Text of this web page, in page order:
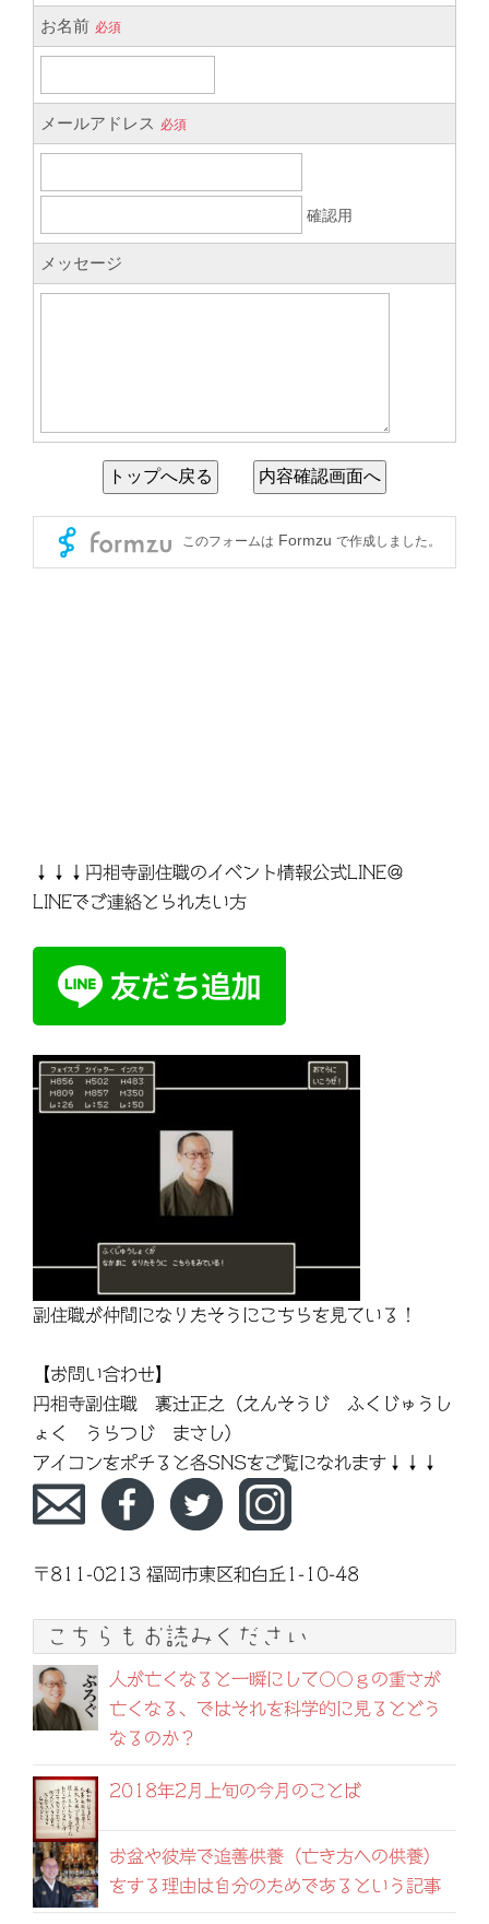
↓↓↓円相寺副住職のイベント情報公式LINE＠
LINEでご連絡とられたい方
副住職が仲間になりたそうにこちらを見ている！
【お問い合わせ】
円相寺副住職 裏辻正之（えんそうじ ふくじゅうし
ょく うらつじ まさし）
アイコンをポチると各SNSをご覧になれます↓↓↓
〒811-0213 福岡市東区和白丘1-10-48
こちらもお読みください
人が亡くなると一瞬にして〇〇ｇの重さが
亡くなる、ではそれを科学的に見るとどう
なるのか？
2018年2月上旬の今月のことば
お盆や彼岸で追善供養（亡き方への供養）
をする理由は自分のためであるという記事